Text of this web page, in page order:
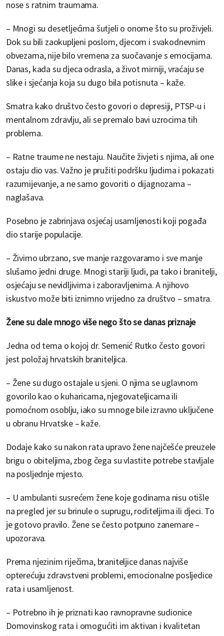
nose s ratnim traumama.
– Mnogi su desetljećima šutjeli o onome što su proživjeli.
Dok su bili zaokupljeni poslom, djecom i svakodnevnim
obvezama, nije bilo vremena za suočavanje s emocijama.
Danas, kada su djeca odrasla, a život mirniji, vraćaju se
slike i sjećanja koja su dugo bila potisnuta – kaže.
Smatra kako društvo često govori o depresiji, PTSP-u i
mentalnom zdravlju, ali se premalo bavi uzrocima tih
problema.
– Ratne traume ne nestaju. Naučite živjeti s njima, ali one
ostaju dio vas. Važno je pružiti podršku ljudima i pokazati
razumijevanje, a ne samo govoriti o dijagnozama –
naglašava.
Posebno je zabrinjava osjećaj usamljenosti koji pogađa
dio starije populacije.
– Živimo ubrzano, sve manje razgovaramo i sve manje
slušamo jedni druge. Mnogi stariji ljudi, pa tako i branitelji,
osjećaju se nevidljivima i zaboravljenima. A njihovo
iskustvo može biti iznimno vrijedno za društvo – smatra.
Žene su dale mnogo više nego što se danas priznaje
Jedna od tema o kojoj dr. Semenić Rutko često govori
jest položaj hrvatskih braniteljica.
– Žene su dugo ostajale u sjeni. O njima se uglavnom
govorilo kao o kuharicama, njegovateljicama ili
pomoćnom osoblju, iako su mnoge bile izravno uključene
u obranu Hrvatske – kaže.
Dodaje kako su nakon rata upravo žene najčešće preuzele
brigu o obiteljima, zbog čega su vlastite potrebe stavljale
na posljednje mjesto.
– U ambulanti susrećem žene koje godinama nisu otišle
na pregled jer su brinule o suprugu, roditeljima ili djeci. To
je gotovo pravilo. Žene se često potpuno zanemare –
upozorava.
Prema njezinim riječima, braniteljice danas najviše
opterećuju zdravstveni problemi, emocionalne posljedice
rata i usamljenost.
– Potrebno ih je priznati kao ravnopravne sudionice
Domovinskog rata i omogućiti im aktivan i kvalitetan